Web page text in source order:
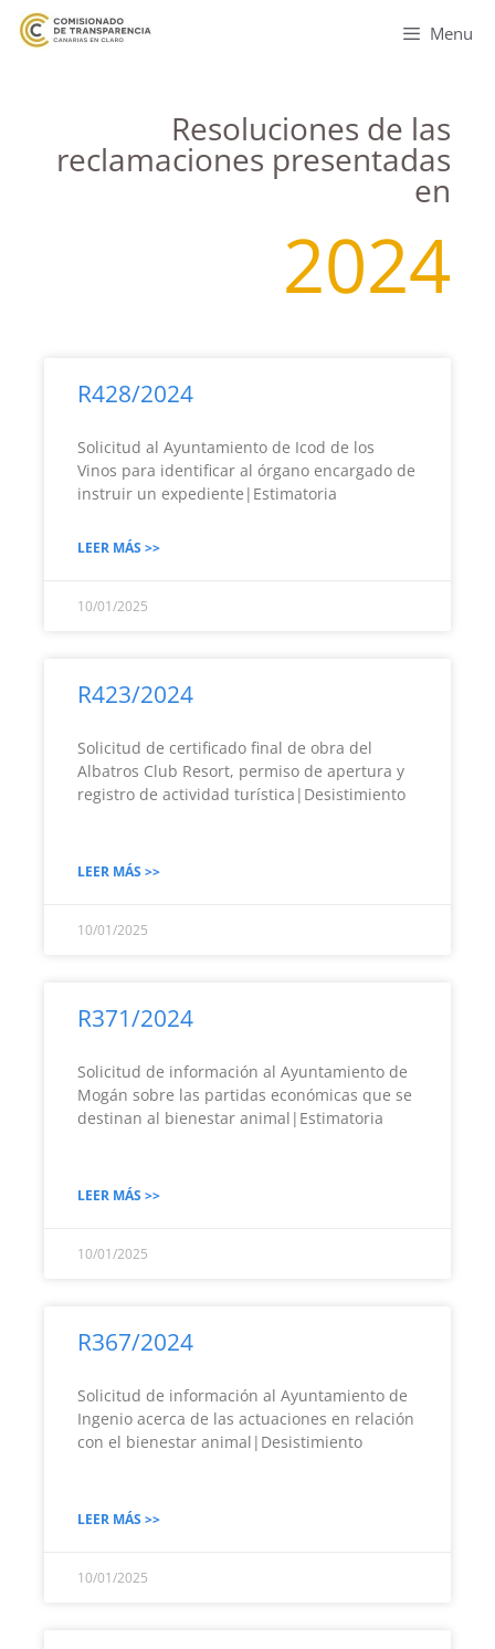
Menu
Resoluciones de las
reclamaciones presentadas
en
2024
R428/2024
Solicitud al Ayuntamiento de Icod de los
Vinos para identificar al órgano encargado de
instruir un expediente|Estimatoria
LEER MÁS >>
10/01/2025
R423/2024
Solicitud de certificado final de obra del
Albatros Club Resort, permiso de apertura y
registro de actividad turística|Desistimiento
LEER MÁS >>
10/01/2025
R371/2024
Solicitud de información al Ayuntamiento de
Mogán sobre las partidas económicas que se
destinan al bienestar animal|Estimatoria
LEER MÁS >>
10/01/2025
R367/2024
Solicitud de información al Ayuntamiento de
Ingenio acerca de las actuaciones en relación
con el bienestar animal|Desistimiento
LEER MÁS >>
10/01/2025